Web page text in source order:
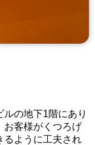
の地下1階にあり
お客様がくつろげ
るように工夫され